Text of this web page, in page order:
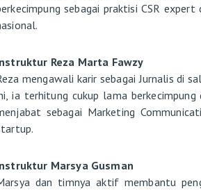
sebagai praktisi CSR
Reza Marta Fawzy
mengawali karir sebagai Jurnalis di
ia terhitung cukup lama
sebagai Marketing
Marsya Gusman
dan timnya aktif membantu